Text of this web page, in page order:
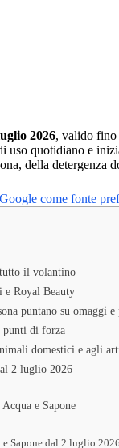
2026, valido fino
uso quotidiano e
della detergenza
il volantino
e Royal Beauty
puntano su omaggi
punti di forza
domestici e agli
2 luglio 2026
e Sapone
Sapone dal 2 luglio